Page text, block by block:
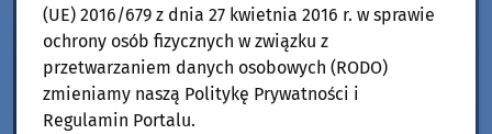
(UE) 2016/679 z dnia 27 kwietnia 2016 r. w sprawie
ochrony osób fizycznych w związku z
przetwarzaniem danych osobowych (RODO)
zmieniamy naszą Politykę Prywatności i
Regulamin Portalu.